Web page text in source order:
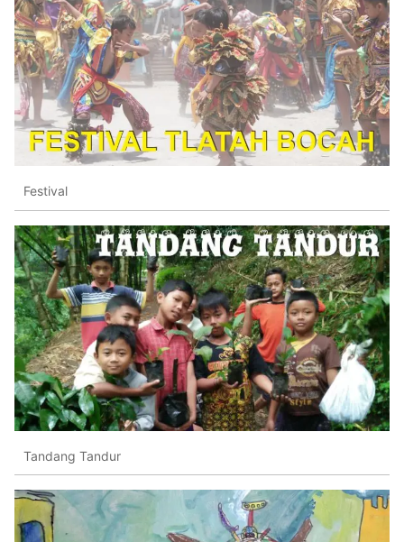
Festival
Tandang Tandur